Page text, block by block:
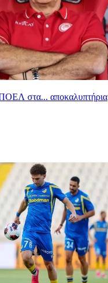
στα... αποκαλυπτήρια